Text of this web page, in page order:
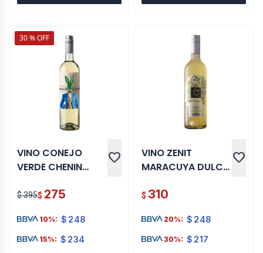
30 % OFF
VINO CONEJO
VERDE CHENIN
favorite
$ 395$ 275
10%: $ 248
15%: $ 234
VINO ZENIT
MARACUYA DULCE
favorite
$ 310
20%: $ 248
30%: $ 217